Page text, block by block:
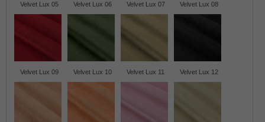
Velvet Lux 05 Velvet Lux 06 Velvet Lux 07 Velvet Lux 08
Velvet Lux 09 Velvet Lux 10 Velvet Lux 11 Velvet Lux 12